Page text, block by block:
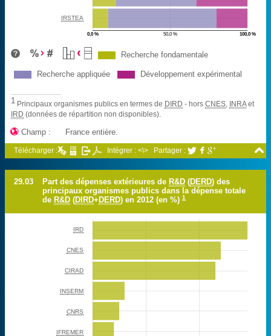
50,0 %
0,0 % 100,0 %
IRSTEA
Recherche fondamentale
Recherche appliquée Développement expérimental
1 Principaux organismes publics en termes de DIRD - horsCNES INRAet
IRD (données de répartition non disponibles).
 Champ : France entière.

Télécharger : Intégrer : <\> Partager :   
29.03 Part des dépenses extérieures deR&D (DERD) des
principaux organismes publics dans la dépense totale
deR&D (DIRD+DERD) en 2012 (en %)1
IRD
CNES
CIRAD
INSERM
CNRS
IFREMER